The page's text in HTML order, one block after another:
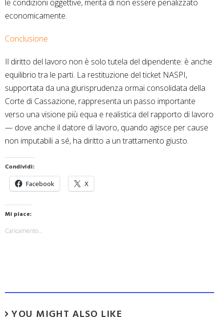
le condizioni oggettive, merita di non essere penalizzato
economicamente.
Conclusione
Il diritto del lavoro non è solo tutela del dipendente: è anche
equilibrio tra le parti. La restituzione del ticket NASPI,
supportata da una giurisprudenza ormai consolidata della
Corte di Cassazione, rappresenta un passo importante
verso una visione più equa e realistica del rapporto di lavoro
— dove anche il datore di lavoro, quando agisce per cause
non imputabili a sé, ha diritto a un trattamento giusto.
Condividi:
Facebook X
Mi piace:
Caricamento...